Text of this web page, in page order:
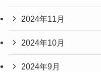
2024年11月
2024年10月
2024年9月